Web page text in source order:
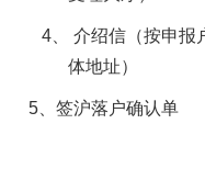
4、
介绍信（按申报
体地址）
5 、签沪落户确认单